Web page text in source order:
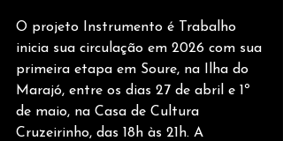
O projeto Instrumento é Trabalho
inicia sua circulação em 2026 com sua
primeira etapa em Soure, na Ilha do
Marajó, entre os dias 27 de abril e 1º
de maio, na Casa de Cultura
Cruzeirinho, das 18h às 21h. A